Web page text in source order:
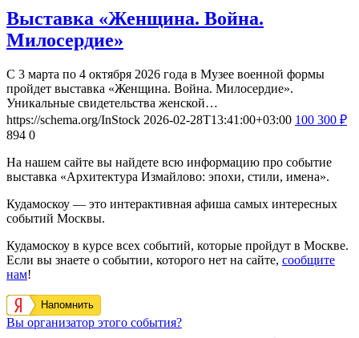
Выставка «Женщина. Война.
Милосердие»
С 3 марта по 4 октября 2026 года в Музее военной формы
пройдет выставка «Женщина. Война. Милосердие».
Уникальные свидетельства женской…
https://schema.org/InStock 2026-02-28T13:41:00+03:00 100 300 ₽
894 0
На нашем сайте вы найдете всю информацию про событие
выставка «Архитектура Измайлово: эпохи, стили, имена».
Кудамоскоу — это интерактивная афиша самых интересных
событий Москвы.
Кудамоскоу в курсе всех событий, которые пройдут в Москве.
Если вы знаете о событии, которого нет на сайте, сообщите
нам!
Напомнить
Вы организатор этого события?